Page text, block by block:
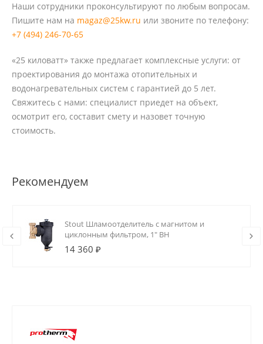
Наши сотрудники проконсультируют по любым вопросам.
Пишите нам на magaz@25kw.ru или звоните по телефону:
+7 (494) 246-70-65
«25 киловатт» также предлагает комплексные услуги: от
проектирования до монтажа отопительных и
водонагревательных систем с гарантией до 5 лет.
Свяжитесь с нами: специалист приедет на объект,
осмотрит его, составит смету и назовет точную
стоимость.
Рекомендуем
Stout Шламоотделитель с магнитом и
циклонным фильтром, 1" ВН
14 360 ₽